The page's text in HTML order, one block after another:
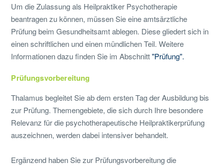
Um die Zulassung als Heilpraktiker Psychotherapie
beantragen zu können, müssen Sie eine amtsärztliche
Prüfung beim Gesundheitsamt ablegen. Diese gliedert sich in
einen schriftlichen und einen mündlichen Teil. Weitere
Informationen dazu finden Sie im Abschnitt"Prüfung".
Prüfungsvorbereitung
Thalamus begleitet Sie ab dem ersten Tag der Ausbildung bis
zur Prüfung. Themengebiete, die sich durch Ihre besondere
Relevanz für die psychotherapeutische Heilpraktikerprüfung
auszeichnen, werden dabei intensiver behandelt.
Ergänzend haben Sie zur Prüfungsvorbereitung die